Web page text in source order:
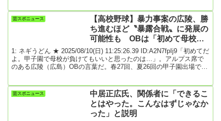
いうさんま。これまで飛行機の機材トラブルや、現地での大雨など
さまざまな騒動に巻き込まれたが「今年は何も起こらず楽しくワー
ワーワーワーと帰って来た」と報告...
芸スポニュース
【高校野球】暴力事案の広陵、勝
ち進むほど〝暴露合戦〟に発展の
可能性も OBは「初めて母校が
負けてもいいと思った」
1: ネギうどん ★ 2025/08/10(日) 11:25:26.39 ID:A2N7fpIj9「初めてだ
よ。甲子園で母校が負けてもいいと思ったのは…」。アルプス席で
のある広陵（広島）OBの言葉だ。春27回、夏26回の甲子園出場で春
の旭川志峯（北北海道）戦に勝利。しかし、試合日に合わせるかの
ように、SNS上で6日深夜に元部員の保護者と目される人物が2023年
芸スポニュース
中居正広氏、関係者に「できるこ
とはやった。こんなはずじゃなか
った」と説明